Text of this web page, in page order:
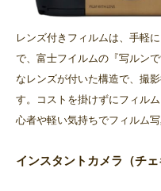
レンズ付きフィルムは、手軽
で、富士フイルムの『写ルン
なレンズが付いた構造で、撮
す。コストを掛けずにフィル
心者や軽い気持ちでフィルム
インスタントカメラ（チェ